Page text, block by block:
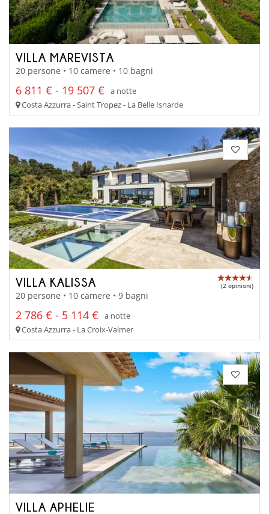
VILLA MAREVISTA
20 persone • 10 camere • 10 bagni
6 811 € - 19 507 €
a notte
Costa Azzurra - Saint Tropez - La Belle Isnarde
VILLA KALISSA (2 opinioni)
20 persone • 10 camere • 9 bagni
2 786 € - 5 114 €
a notte
Costa Azzurra - La Croix-Valmer
VILLA APHELIE